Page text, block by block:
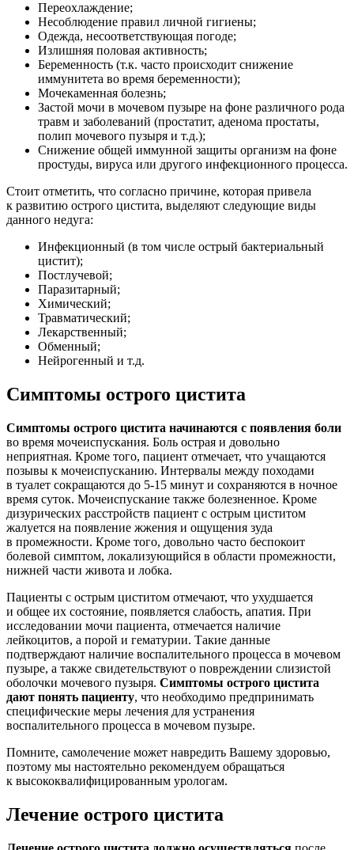
Переохлаждение;
Несоблюдение правил личной гигиены;
Одежда, несоответствующая погоде;
Излишняя половая активность;
Беременность (т.к. часто происходит снижение
иммунитета во время беременности);
Мочекаменная болезнь;
Застой мочи в мочевом пузыре на фоне различного рода
травм и заболеваний (простатит, аденома простаты,
полип мочевого пузыря и т.д.);
Снижение общей иммунной защиты организм на фоне
простуды, вируса или другого инфекционного процесса.
Стоит отметить, что согласно причине, которая привела
к развитию острого цистита, выделяют следующие виды
данного недуга:
Инфекционный (в том числе острый бактериальный
цистит);
Постлучевой;
Паразитарный;
Химический;
Травматический;
Лекарственный;
Обменный;
Нейрогенный и т.д.
Симптомы острого цистита
Симптомы острого цистита начинаются с появления боли
во время мочеиспускания. Боль острая и довольно
неприятная. Кроме того, пациент отмечает, что учащаются
позывы к мочеиспусканию. Интервалы между походами
в туалет сокращаются до 5-15 минут и сохраняются в ночное
время суток. Мочеиспускание также болезненное. Кроме
дизурических расстройств пациент с острым циститом
жалуется на появление жжения и ощущения зуда
в промежности. Кроме того, довольно часто беспокоит
болевой симптом, локализующийся в области промежности,
нижней части живота и лобка.
Пациенты с острым циститом отмечают, что ухудшается
и общее их состояние, появляется слабость, апатия. При
исследовании мочи пациента, отмечается наличие
лейкоцитов, а порой и гематурии. Такие данные
подтверждают наличие воспалительного процесса в мочевом
пузыре, а также свидетельствуют о повреждении слизистой
оболочки мочевого пузыря. Симптомы острого цистита
дают понять пациенту, что необходимо предпринимать
специфические меры лечения для устранения
воспалительного процесса в мочевом пузыре.
Помните, самолечение может навредить Вашему здоровью,
поэтому мы настоятельно рекомендуем обращаться
к высококвалифицированным урологам.
Лечение острого цистита